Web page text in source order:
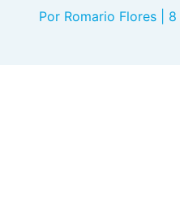
Por Romario Flores 8